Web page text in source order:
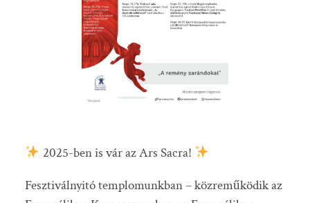
2025-ben is vár az Ars Sacra!
Fesztiválnyitó templomunkban – közreműködik az